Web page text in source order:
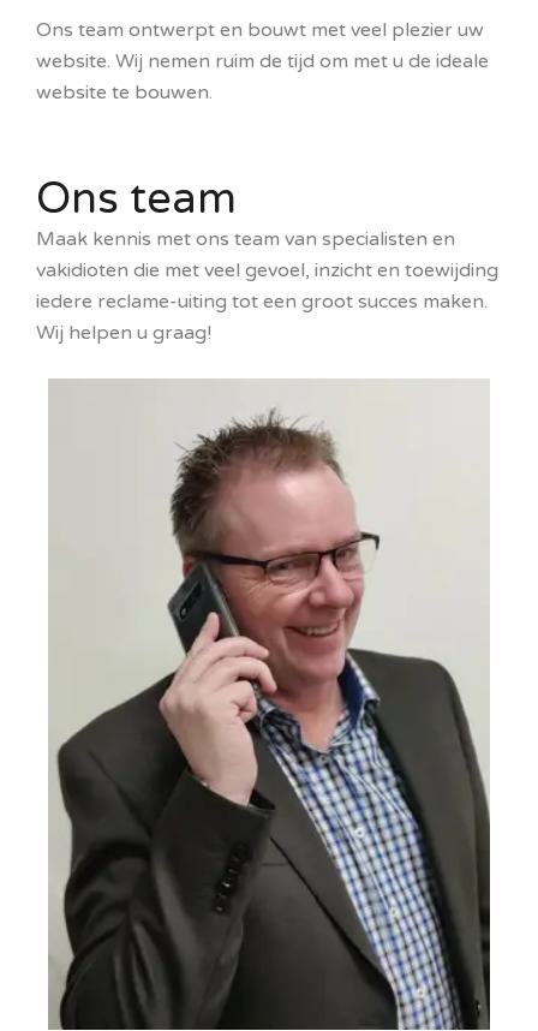
Ons team ontwerpt en bouwt met veel plezier uw
website. Wij nemen ruim de tijd om met u de ideale
website te bouwen.
Ons team
Maak kennis met ons team van specialisten en
vakidioten die met veel gevoel, inzicht en toewijding
iedere reclame-uiting tot een groot succes maken.
Wij helpen u graag!